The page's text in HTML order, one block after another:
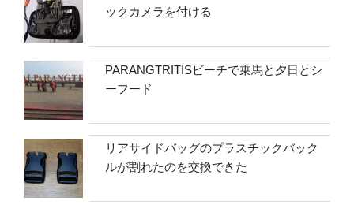
ックカメラを付ける
PARANGTRITISビーチで乗馬と夕日とシ
ーフード
リアサイドバッグのプラスチックバック
ルが割れたのを交換できた